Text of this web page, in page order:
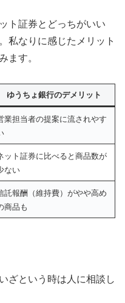
ト証券とどっちがいい
私なりに感じたメリット
ます。
ゆうちょ銀行のデメリット
業担当者の提案に流されやす
ット証券に比べると商品数が
ない
託報酬（維持費）がやや高め
商品も
ざという時は人に相談し